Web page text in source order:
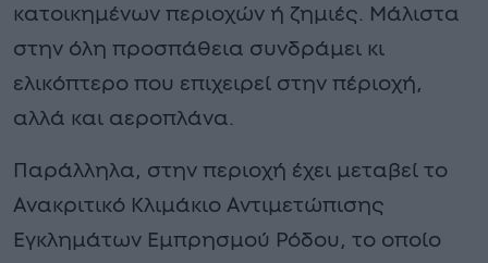
κατοικημένων περιοχών ή ζημιές. Μάλιστα
στην όλη προσπάθεια συνδράμει κι
ελικόπτερο που επιχειρεί στην πέριοχή,
αλλά και αεροπλάνα.
Παράλληλα, στην περιοχή έχει μεταβεί το
Ανακριτικό Κλιμάκιο Αντιμετώπισης
Εγκλημάτων Εμπρησμού Ρόδου, το οποίο